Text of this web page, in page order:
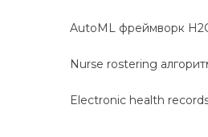
AutoML фреймворк
Nurse rostering
Electronic health